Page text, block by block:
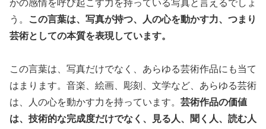
かの感情を呼び起こす力を持っている写真と言えるでしょ
う。
この言葉は、写真が持つ、人の心を動かす力、つまり
芸術としての本質を表現しています。
この言葉は、写真だけでなく、あらゆる芸術作品にも当て
はまります。音楽、絵画、彫刻、文学など、あらゆる芸術
は、人の心を動かす力を持っています。 芸術作品の価値
は、技術的な完成度だけでなく、見る人、聞く人、読む人